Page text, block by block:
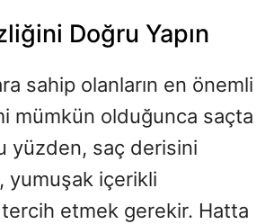
Doğru Yapın
sahip olanların en önemli
mümkün olduğunca saçta
yüzden, saç derisini
yumuşak içerikli
etmek gerekir. Hatta